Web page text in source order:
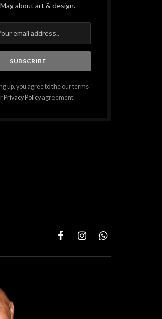
about art & design.
up, you agree to the our terms
Privacy Policy agreement.
FacebookInstagramWhatsApp